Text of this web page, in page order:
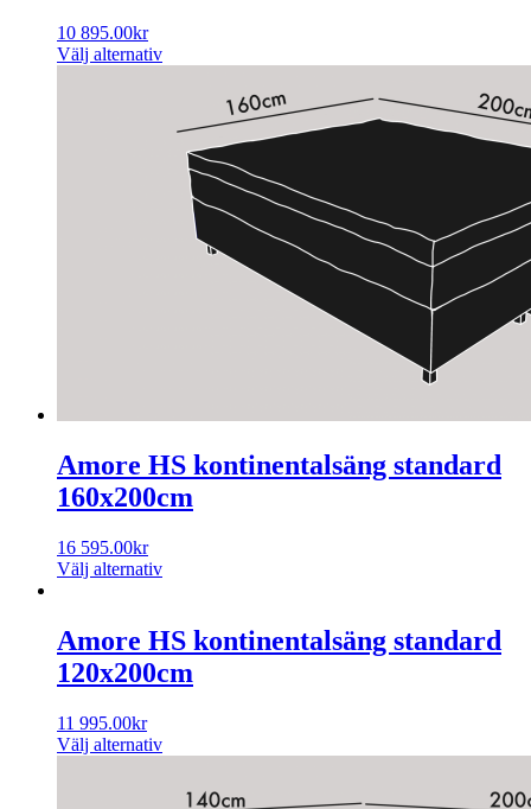
10 895.00kr
Välj alternativ
Amore HS kontinentalsäng standard
160x200cm
16 595.00kr
Välj alternativ
Amore HS kontinentalsäng standard
120x200cm
11 995.00kr
Välj alternativ